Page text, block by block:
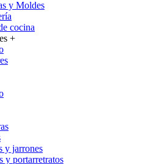
y Moldes
cocina
+
y jarrones
y portarretratos